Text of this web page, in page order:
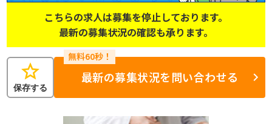
こちらの求人は募集を停止しております。
最新の募集状況の確認も承ります。
star
保存する
最新の募集状況を問い合わせる